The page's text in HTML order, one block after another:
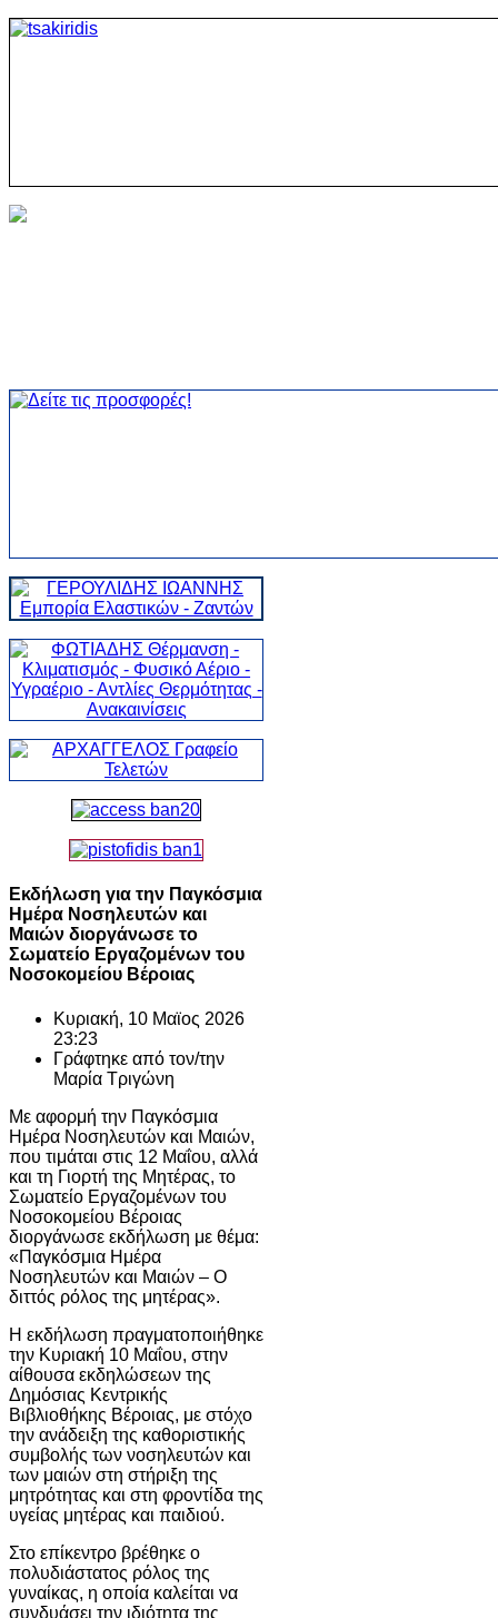
Εκδήλωση για την Παγκόσμια
Ημέρα Νοσηλευτών και
Μαιών διοργάνωσε το
Σωματείο Εργαζομένων του
Νοσοκομείου Βέροιας
Κυριακή, 10 Μαϊος 2026
23:23
Γράφτηκε από τον/την
Μαρία Τριγώνη
Με αφορμή την Παγκόσμια
Ημέρα Νοσηλευτών και Μαιών,
που τιμάται στις 12 Μαΐου, αλλά
και τη Γιορτή της Μητέρας, το
Σωματείο Εργαζομένων του
Νοσοκομείου Βέροιας
διοργάνωσε εκδήλωση με θέμα:
«Παγκόσμια Ημέρα
Νοσηλευτών και Μαιών – Ο
διττός ρόλος της μητέρας».
Η εκδήλωση πραγματοποιήθηκε
την Κυριακή 10 Μαΐου, στην
αίθουσα εκδηλώσεων της
Δημόσιας Κεντρικής
Βιβλιοθήκης Βέροιας, με στόχο
την ανάδειξη της καθοριστικής
συμβολής των νοσηλευτών και
των μαιών στη στήριξη της
μητρότητας και στη φροντίδα της
υγείας μητέρας και παιδιού.
Στο επίκεντρο βρέθηκε ο
πολυδιάστατος ρόλος της
γυναίκας, η οποία καλείται να
συνδυάσει την ιδιότητα της